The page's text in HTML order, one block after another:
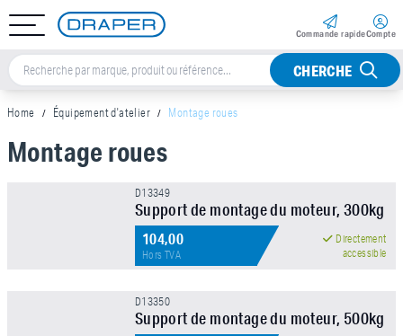
Commande rapideCompte
CHERCHE
Home Équipement d'atelier Montage roues
Sorteer op
Montage roues
D13349
Support de montage du moteur, 300kg
104,00
Hors TVA
Directement
accessible
D13350
Support de montage du moteur, 500kg